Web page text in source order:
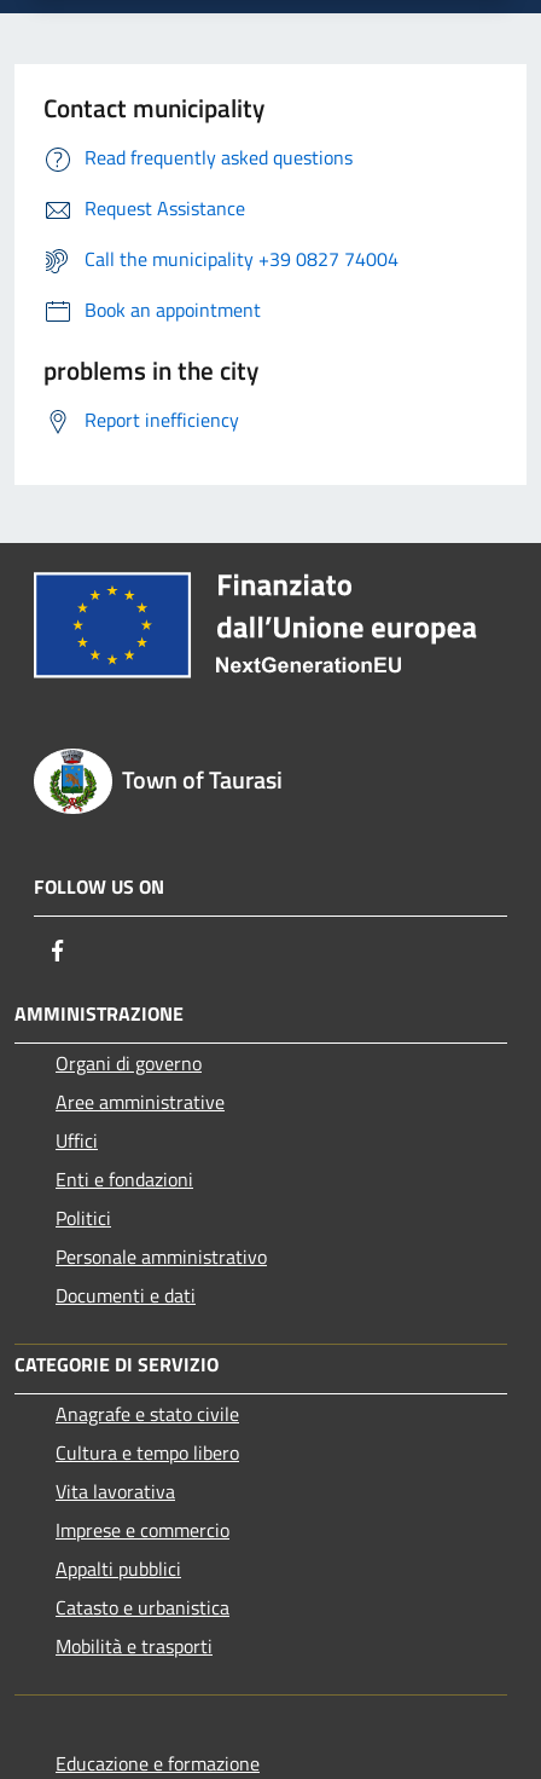
Contact municipality
Read frequently asked questions
Request Assistance
Call the municipality +39 0827 74004
Book an appointment
problems in the city
Report inefficiency
Town of Taurasi
FOLLOW US ON
AMMINISTRAZIONE
Organi di governo
Aree amministrative
Uffici
Enti e fondazioni
Politici
Personale amministrativo
Documenti e dati
CATEGORIE DI SERVIZIO
Anagrafe e stato civile
Cultura e tempo libero
Vita lavorativa
Imprese e commercio
Appalti pubblici
Catasto e urbanistica
Mobilità e trasporti
Educazione e formazione